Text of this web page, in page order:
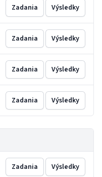
Zadania Výsledky
Zadania Výsledky
Zadania Výsledky
Zadania Výsledky
Zadania Výsledky